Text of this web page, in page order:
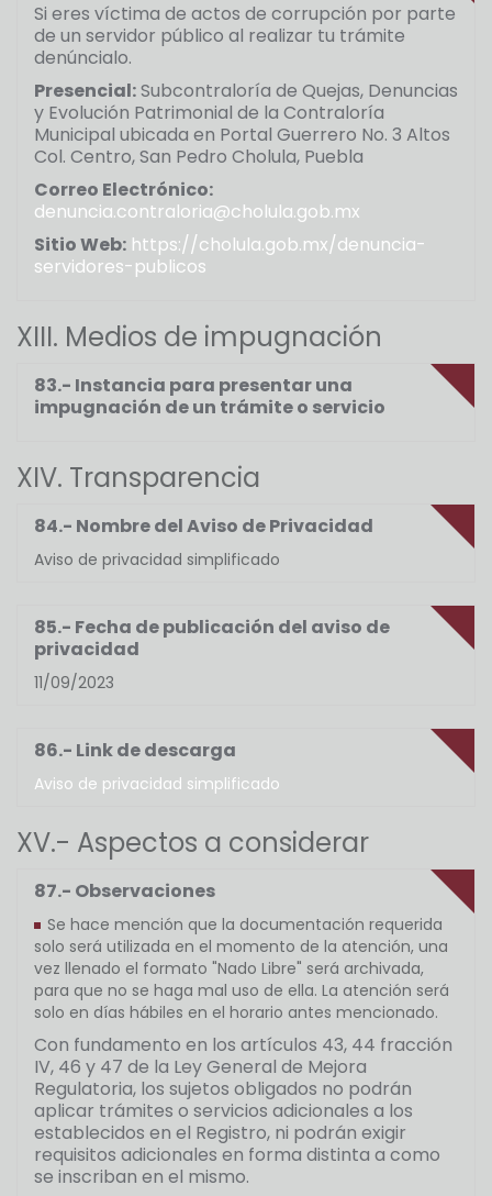
Si eres víctima de actos de corrupción por parte
de un servidor público al realizar tu trámite
denúncialo.
Presencial:Subcontraloría de Quejas, Denuncias
y Evolución Patrimonial de la Contraloría
Municipal ubicada en Portal Guerrero No. 3 Altos
Col. Centro, San Pedro Cholula, Puebla
Correo Electrónico:
denuncia.contraloria@cholula.gob.mx
Sitio Web: https://cholula.gob.mx/denuncia-
servidores-publicos
XIII. Medios de impugnación
83.- Instancia para presentar una
impugnación de un trámite o servicio
XIV. Transparencia
84.- Nombre del Aviso de Privacidad
Aviso de privacidad simplificado
85.- Fecha de publicación del aviso de
privacidad
11/09/2023
86.- Link de descarga
Aviso de privacidad simplificado
XV.- Aspectos a considerar
87.- Observaciones
Se hace mención que la documentación requerida
solo será utilizada en el momento de la atención, una
vez llenado el formato "Nado Libre" será archivada,
para que no se haga mal uso de ella. La atención será
solo en días hábiles en el horario antes mencionado.
Con fundamento en los artículos 43, 44 fracción
IV, 46 y 47 de la Ley General de Mejora
Regulatoria, los sujetos obligados no podrán
aplicar trámites o servicios adicionales a los
establecidos en el Registro, ni podrán exigir
requisitos adicionales en forma distinta a como
se inscriban en el mismo.